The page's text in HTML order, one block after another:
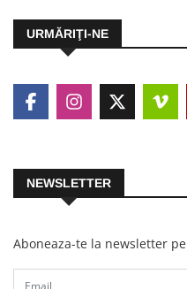
URMĂRIŢI-NE
NEWSLETTER
Aboneaza-te la newsletter